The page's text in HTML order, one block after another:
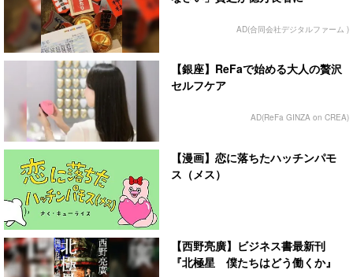
AD(合同会社デジタルファーム )
【銀座】ReFaで始める大人の贅沢
セルフケア
AD(ReFa GINZA on CREA)
【漫画】恋に落ちたハッチンパモ
ス（メス）
【西野亮廣】ビジネス書最新刊
『北極星 僕たちはどう働くか』